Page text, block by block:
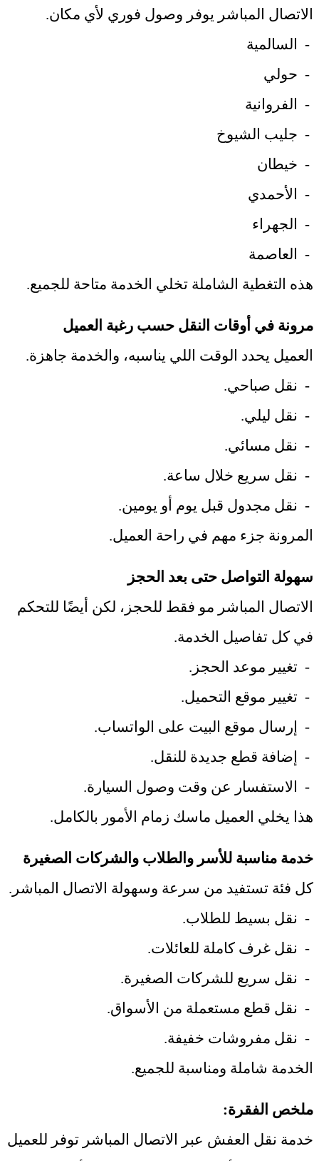
الاتصال المباشر يوفر وصول فوري لأي مكان.
-
السالمية
- حولي
-
الفروانية
- جليب الشيوخ
- خيطان
-
الأحمدي
-
الجهراء
-
العاصمة
هذه التغطية الشاملة تخلي الخدمة متاحة للجميع.
مرونة في أوقات النقل حسب رغبة العميل
العميل يحدد الوقت اللي يناسبه، والخدمة جاهزة.
- نقل صباحي.
- نقل ليلي.
- نقل مسائي.
- نقل سريع خلال ساعة.
- نقل مجدول قبل يوم أو يومين.
المرونة جزء مهم في راحة العميل.
سهولة التواصل حتى بعد الحجز
الاتصال المباشر مو فقط للحجز، لكن أيضًا للتحكم
في كل تفاصيل الخدمة.
- تغيير موعد الحجز .
- تغيير موقع التحميل.
-
إرسال موقع البيت على الواتساب.
-
إضافة قطع جديدة للنقل.
-
الاستفسار عن وقت وصول السيارة.
هذا يخلي العميل ماسك زمام الأمور بالكامل.
خدمة مناسبة للأسر والطلاب والشركات الصغيرة
كل فئة تستفيد من سرعة وسهولة الاتصال المباشر .
- نقل بسيط للطلاب.
- نقل غرف كاملة للعائلات.
- نقل سريع للشركات الصغيرة.
- نقل قطع مستعملة من الأسواق.
- نقل مفروشات خفيفة.
الخدمة شاملة ومناسبة للجميع.
ملخص الفقرة:
خدمة نقل العفش عبر الاتصال المباشر توفر للعميل